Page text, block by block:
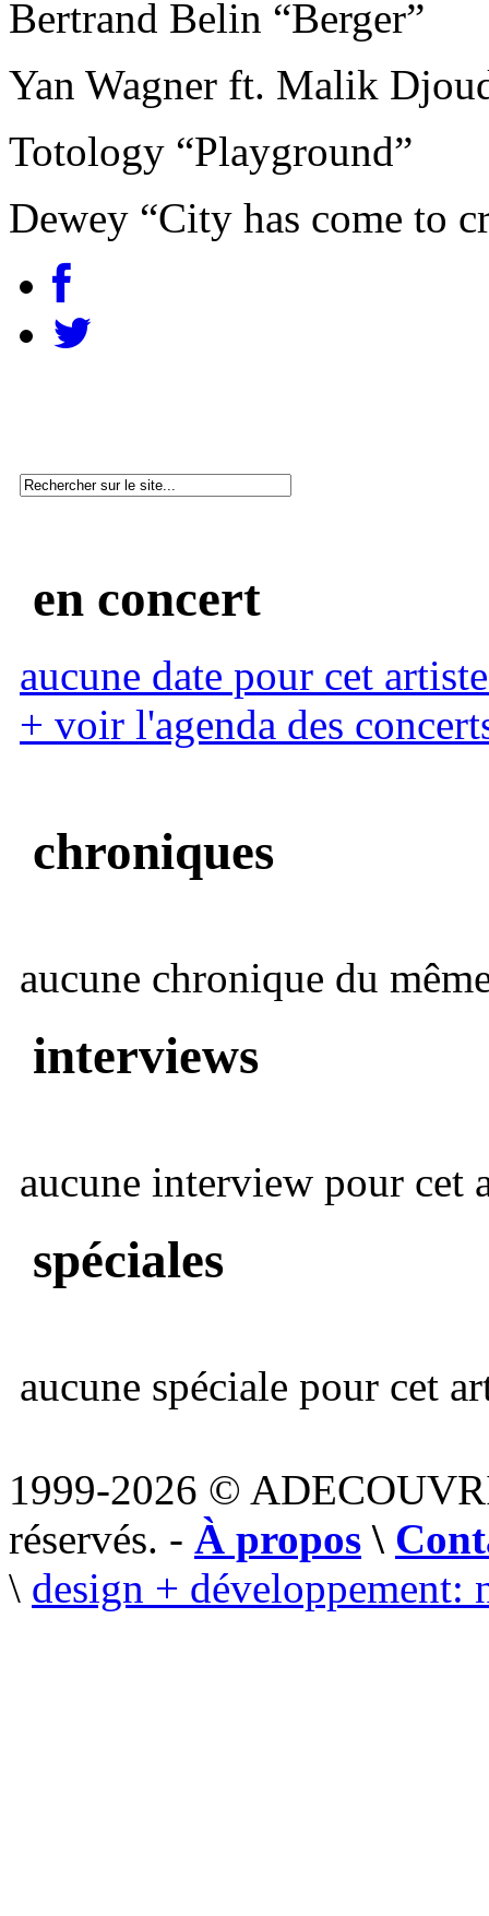
Bertrand Belin “Berger”
Yan Wagner ft. Malik
Totology “Playground”
Dewey “City has come to
en concert
aucune date pour cet
+ voir l'agenda des
chroniques
aucune chronique du
interviews
aucune interview pour cet
spéciales
aucune spéciale pour cet
1999-2026 ©
réservés. - À propos \
\ design + développement: